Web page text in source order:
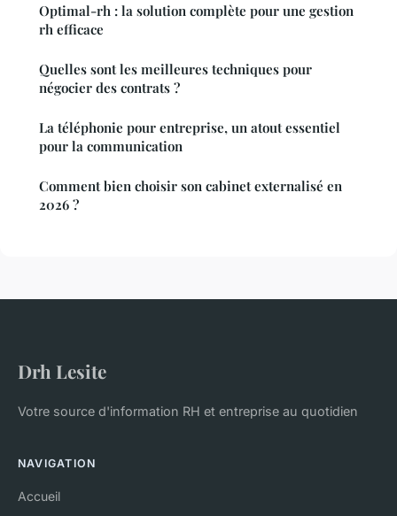
Optimal-rh : la solution complète pour une gestion
rh efficace
Quelles sont les meilleures techniques pour
négocier des contrats ?
La téléphonie pour entreprise, un atout essentiel
pour la communication
Comment bien choisir son cabinet externalisé en
2026 ?
Drh Lesite
Votre source d'information RH et entreprise au quotidien
NAVIGATION
Accueil